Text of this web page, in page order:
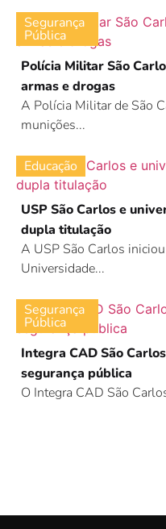
Segurança
Pública
Polícia Militar São
armas e drogas
A Polícia Militar de São
munições...
Educação
USP São Carlos e
dupla titulação
A USP São Carlos
Universidade...
Segurança
Pública
Integra CAD São
segurança pública
O Integra CAD São